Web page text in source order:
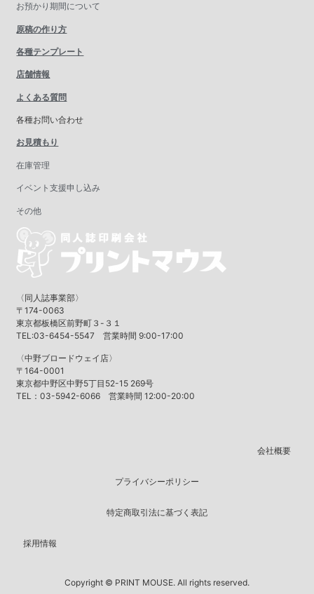
お預かり期間について
原稿の作り方
各種テンプレート
店舗情報
よくある質問
各種お問い合わせ
お見積もり
在庫管理
イベント支援申し込み
その他
〈同人誌事業部〉
〒174-0063
東京都板橋区前野町３-３１
TEL:03-6454-5547 営業時間 9:00-17:00
〈中野ブロードウェイ店〉
〒164-0001
東京都中野区中野5丁目52-15 269号
TEL：03-5942-6066 営業時間 12:00-20:00
会社概要
プライバシーポリシー
特定商取引法に基づく表記
採用情報
Copyright © PRINT MOUSE. All rights reserved.